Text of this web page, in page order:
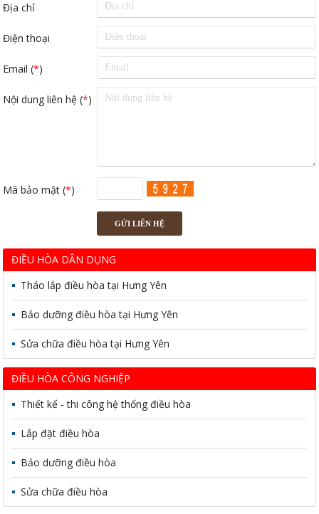
Địa chỉ
Điện thoại
Email (*)
Nội dung liên hệ (*)
Mã bảo mật (*)
ĐIỀU HÒA DÂN DỤNG
Tháo lắp điều hòa tại Hưng Yên
Bảo dưỡng điều hòa tại Hưng Yên
Sửa chữa điều hòa tại Hưng Yên
ĐIỀU HÒA CÔNG NGHIỆP
Thiết kế - thi công hệ thống điều hòa
Lắp đặt điều hòa
Bảo dưỡng điều hòa
Sửa chữa điều hòa